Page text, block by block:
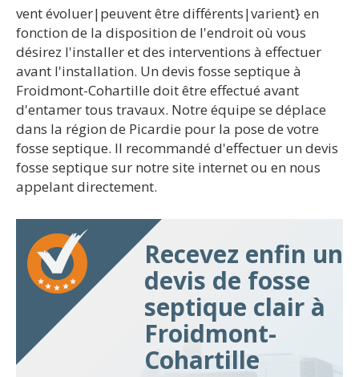
vent évoluer|peuvent être différents|varient} en
fonction de la disposition de l'endroit où vous
désirez l'installer et des interventions à effectuer
avant l'installation. Un devis fosse septique à
Froidmont-Cohartille doit être effectué avant
d'entamer tous travaux. Notre équipe se déplace
dans la région de Picardie pour la pose de votre
fosse septique. Il recommandé d'effectuer un devis
fosse septique sur notre site internet ou en nous
appelant directement.
Recevez enfin un
devis de fosse
septique clair à
Froidmont-
Cohartille